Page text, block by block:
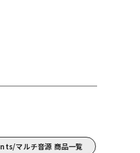
マルチ音源 商品一覧